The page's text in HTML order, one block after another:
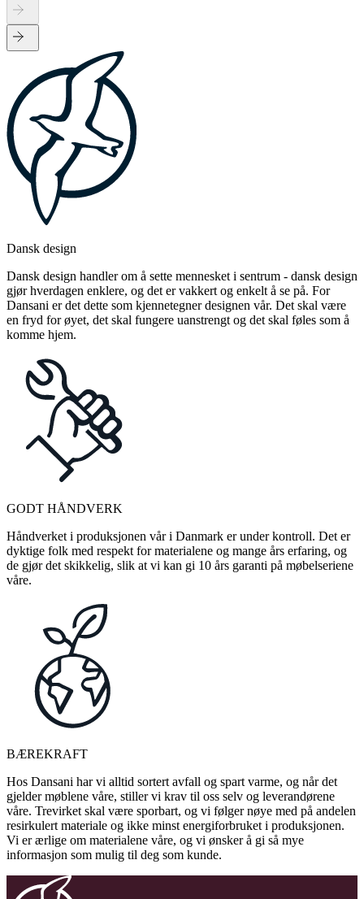
Dansk design
Dansk design handler om å sette mennesket i sentrum - dansk design
gjør hverdagen enklere, og det er vakkert og enkelt å se på. For
Dansani er det dette som kjennetegner designen vår. Det skal være
en fryd for øyet, det skal fungere uanstrengt og det skal føles som å
komme hjem.
GODT HÅNDVERK
Håndverket i produksjonen vår i Danmark er under kontroll. Det er
dyktige folk med respekt for materialene og mange års erfaring, og
de gjør det skikkelig, slik at vi kan gi 10 års garanti på møbelseriene
våre.
BÆREKRAFT
Hos Dansani har vi alltid sortert avfall og spart varme, og når det
gjelder møblene våre, stiller vi krav til oss selv og leverandørene
våre. Trevirket skal være sporbart, og vi følger nøye med på andelen
resirkulert materiale og ikke minst energiforbruket i produksjonen.
Vi er ærlige om materialene våre, og vi ønsker å gi så mye
informasjon som mulig til deg som kunde.